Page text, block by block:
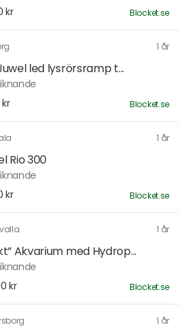
kr
Blocket.se
1 år
led lysrörsramp t...
kr
Blocket.se
1 år
Rio 300
kr
Blocket.se
1 år
Akvarium med Hydrop...
kr
Blocket.se
1 år